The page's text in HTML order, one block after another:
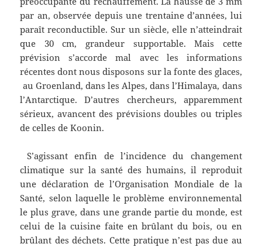
par an, observée depuis une trentaine d’années, lui
paraît reconductible. Sur un siècle, elle n’atteindrait
que 30 cm, grandeur supportable. Mais cette
prévision s’accorde mal avec les informations
récentes dont nous disposons sur la fonte des glaces,
au Groenland, dans les Alpes, dans l’Himalaya, dans
l’Antarctique. D’autres chercheurs, apparemment
sérieux, avancent des prévisions doubles ou triples
de celles de Koonin.
S’agissant enfin de l’incidence du changement
climatique sur la santé des humains, il reproduit
une déclaration de l’Organisation Mondiale de la
Santé, selon laquelle le problème environnemental
le plus grave, dans une grande partie du monde, est
celui de la cuisine faite en brûlant du bois, ou en
brûlant des déchets. Cette pratique n’est pas due au